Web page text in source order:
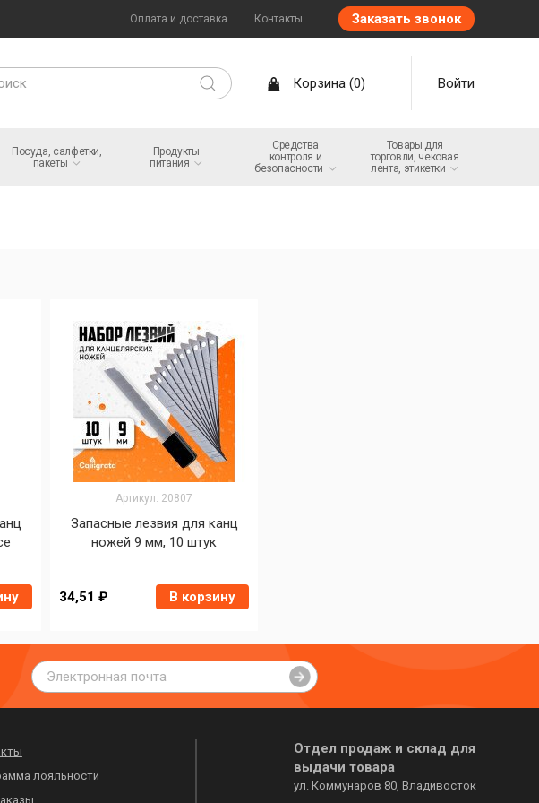
Оплата и доставка Контакты Заказать звонок
Корзина (0) Войти
Посуда, салфетки,
пакеты
Продукты
питания
Средства
контроля и
безопасности
Товары для
торговли, чековая
лента, этикетки
Артикул: 20807
Запасные лезвия для канц
ножей 9 мм, 10 штук
34,51 ₽ В корзину
лояльности
Отдел продаж и склад для
выдачи товара
ул. Коммунаров 80, Владивосток